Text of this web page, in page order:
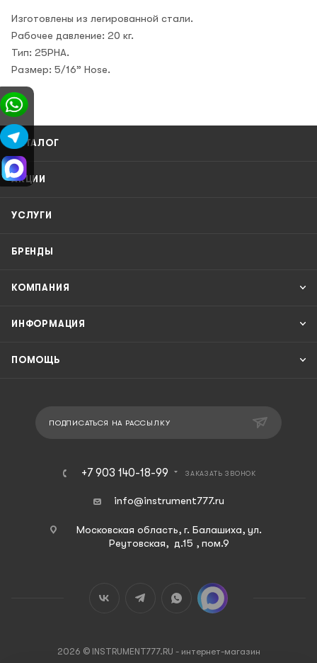
Изготовлены из легированной стали.
Рабочее давление: 20 кг.
Тип: 25PHA.
Размер: 5/16” Hose.
КАТАЛОГ
АКЦИИ
УСЛУГИ
БРЕНДЫ
КОМПАНИЯ
ИНФОРМАЦИЯ
ПОМОЩЬ
ПОДПИСАТЬСЯ НА РАССЫЛКУ
+7 903 140-18-99 ЗАКАЗАТЬ ЗВОНОК
info@instrument777.ru
Московская область, г. Балашиха, ул.
Реутовская, д.15 , пом.9
2026 © INSTRUMENT777.RU - интернет-магазин